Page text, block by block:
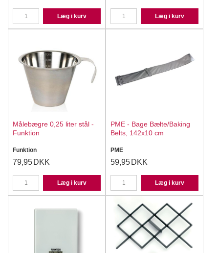
Læg i kurv Læg i kurv
Målebægre 0,25 liter stål -
Funktion
Funktion
79,95 DKK
Læg i kurv
PME - Bage Bælte/Baking
Belts, 142x10 cm
PME
59,95 DKK
Læg i kurv